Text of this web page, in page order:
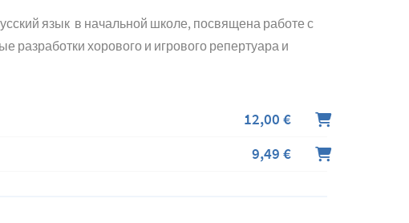
язык в начальной школе, посвящена работе с
разработки хорового и игрового репертуара и
12,00 €
9,49 €